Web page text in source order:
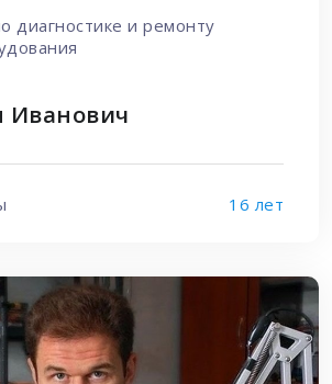
диагностике и ремонту
Иванович
16 лет